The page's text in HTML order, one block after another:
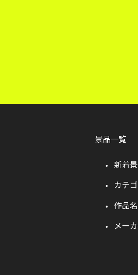
景品一覧
新着
カテ
作品
メー